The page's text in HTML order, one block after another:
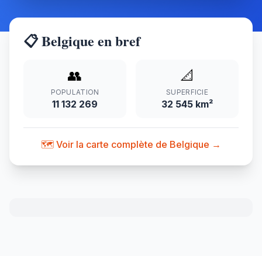
📋 Belgique en bref
👥
POPULATION
11 132 269
📐
SUPERFICIE
32 545 km²
🗺️ Voir la carte complète de Belgique →